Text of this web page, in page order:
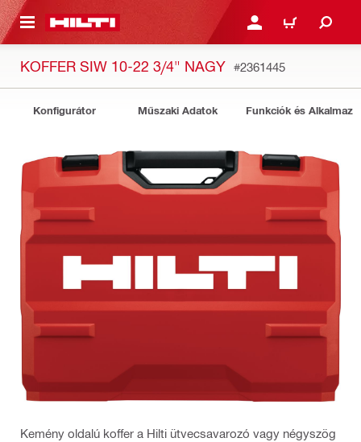
TARTALOMRA BEJELENTKEZÉS VAGY
KOSÁR
KOFFER SIW 10-22 3/4" NAGY #2361445
Konfigurátor Műszaki Adatok Funkciók és
Kemény oldalú koffer a Hilti ütvecsavarozó vagy négyszög